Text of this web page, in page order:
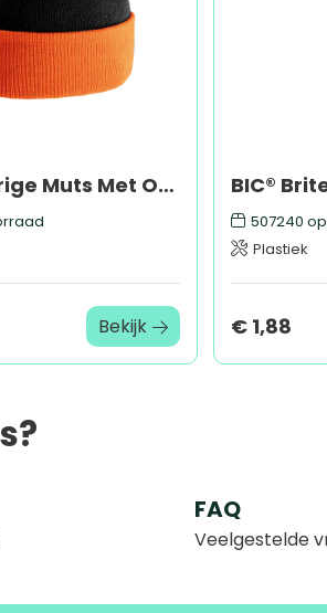
Tweekleurige Muts Met Omslag
Bekijk
507240
Plastiek
€ 1,88
FAQ
Veelgestelde